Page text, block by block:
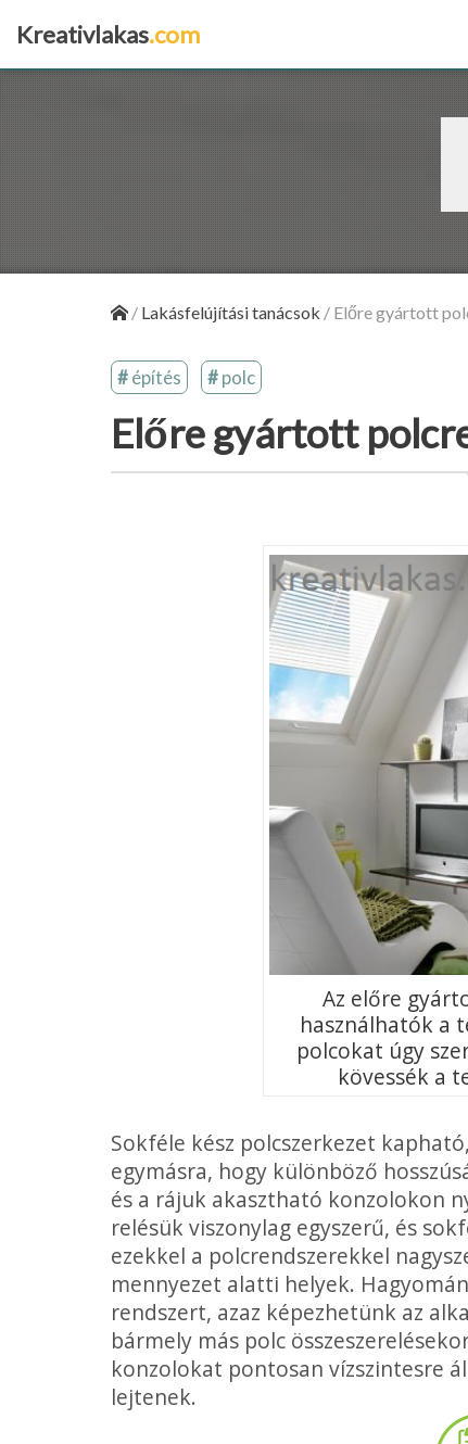
Kreativlakas.com
/ Lakásfelújítási tanácsok / Előre gyártott
építés polc
Előre gyártott
Az előre
használha­tók a
polcokat úgy
kövessék a
Sokféle kész polcszerkezet
egymásra, hogy különböző
és a rájuk akasztható konzolokon
relésük viszonylag egyszerű, és
ezek­kel a polcrendszerekkel
mennyezet alatti helyek.
rendszert, azaz képezhetünk az
bármely más polc
konzolokat ponto­san vízszintesre
lejtenek.